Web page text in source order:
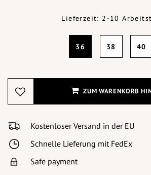
Lieferzeit: 2-10
36 38 40
ZUM WARENKORB
Kostenloser Versand in der EU
Schnelle Lieferung mit FedEx
Safe payment